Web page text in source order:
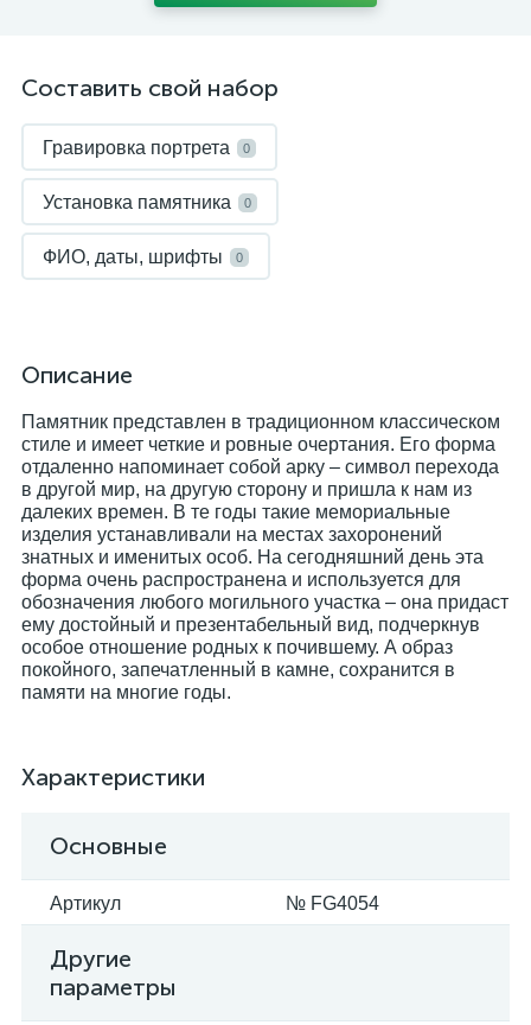
Составить свой набор
Гравировка портрета 0
Установка памятника 0
ФИО, даты, шрифты 0
Описание
Памятник представлен в традиционном классическом
стиле и имеет четкие и ровные очертания. Его форма
отдаленно напоминает собой арку – символ перехода
в другой мир, на другую сторону и пришла к нам из
далеких времен. В те годы такие мемориальные
изделия устанавливали на местах захоронений
знатных и именитых особ. На сегодняшний день эта
форма очень распространена и используется для
обозначения любого могильного участка – она придаст
ему достойный и презентабельный вид, подчеркнув
особое отношение родных к почившему. А образ
покойного, запечатленный в камне, сохранится в
памяти на многие годы.
Характеристики
Основные
Артикул № FG4054
Другие
параметры